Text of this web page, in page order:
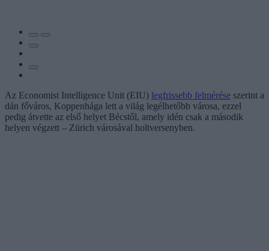
Az Economist Intelligence Unit (EIU) legfrissebb felmérése szerint a
dán főváros, Koppenhága lett a világ legélhetőbb városa, ezzel
pedig átvette az első helyet Bécstől, amely idén csak a második
helyen végzett – Zürich városával holtversenyben.